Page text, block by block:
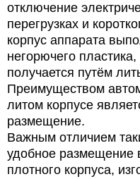
отключение
перегрузках и
корпус аппарата
негорючего
получается путём
Преимуществом
литом корпусе
размещение.
Важным отличием
удобное размещение
плотного корпуса,